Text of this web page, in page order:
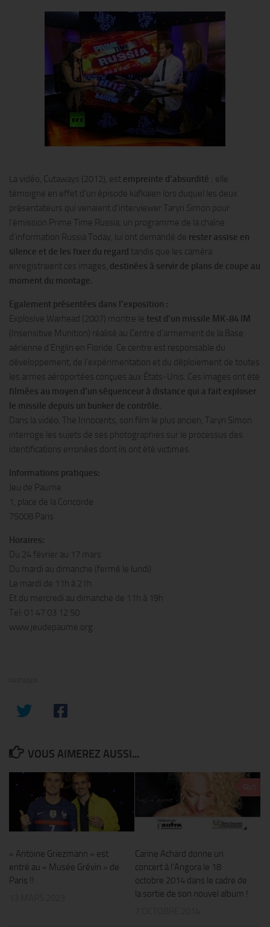
La vidéo, Cutaways (2012), est empreinte d’absurdité ; elle
témoigne en effet d’un épisode kafkaïen lors duquel les deux
présentateurs qui venaient d’interviewer Taryn Simon pour
l’émission Prime Time Russia, un programme de la chaîne
d’information Russia Today, lui ont demandé de rester assise en
silence et de les fixer du regard tandis que les caméra
enregistraient ces images, destinées à servir de plans de coupe au
moment du montage.
Egalement présentées dans l’exposition :
Explosive Warhead (2007) montre le test d’un missile MK-84 IM
(Insensitive Munition) réalisé au Centre d’armement de la Base
aérienne d’Englin en Floride. Ce centre est responsable du
développement, de l’expérimentation et du déploiement de toutes
les armes aéroportées conçues aux États-Unis. Ces images ont été
filmées au moyen d’un séquenceur à distance qui a fait exploser
le missile depuis un bunker de contrôle.
Dans la vidéo, The Innocents, son film le plus ancien, Taryn Simon
interroge les sujets de ses photographies sur le processus des
identifications erronées dont ils ont été victimes.
Informations pratiques:
Jeu de Paume
1, place de la Concorde
75008 Paris
Horaires:
Du 24 février au 17 mars
Du mardi au dimanche (fermé le lundi)
Le mardi de 11h à 21h
Et du mercredi au dimanche de 11h à 19h
Tel: 01 47 03 12 50
www.jeudepaume.org
VOUS AIMEREZ AUSSI...
« Antoine Griezmann » est
entré au « Musée Grévin » de
Paris !!
Carine Achard donne un
concert à l’Angora le 18
octobre 2014 dans le cadre de
la sortie de son nouvel album !